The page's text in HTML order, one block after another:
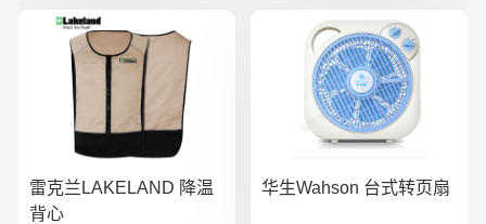
雷克兰LAKELAND 降温
背心
华生Wahson 台式转页扇